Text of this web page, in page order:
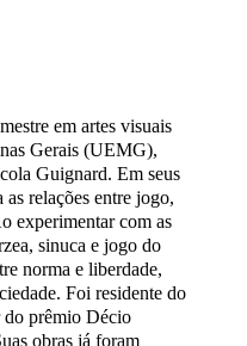
em artes visuais
Gerais (UEMG),
Guignard. Em seus
as relações entre jogo,
experimentar com as
sinuca e jogo do
norma e liberdade,
Foi residente do
do prêmio Décio
obras já foram